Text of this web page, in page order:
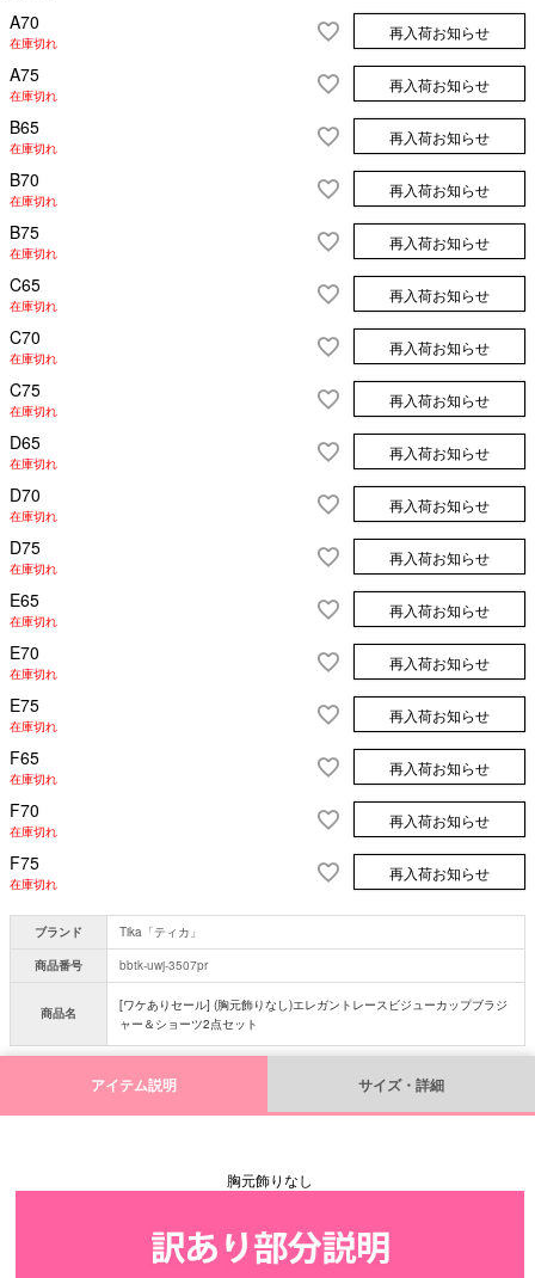
A70
在庫切れ
再入荷お知らせ
A75
在庫切れ
再入荷お知らせ
B65
在庫切れ
再入荷お知らせ
B70
在庫切れ
再入荷お知らせ
B75
在庫切れ
再入荷お知らせ
C65
在庫切れ
再入荷お知らせ
C70
在庫切れ
再入荷お知らせ
C75
在庫切れ
再入荷お知らせ
D65
在庫切れ
再入荷お知らせ
D70
在庫切れ
再入荷お知らせ
D75
在庫切れ
再入荷お知らせ
E65
在庫切れ
再入荷お知らせ
E70
在庫切れ
再入荷お知らせ
E75
在庫切れ
再入荷お知らせ
F65
在庫切れ
再入荷お知らせ
F70
在庫切れ
再入荷お知らせ
F75
在庫切れ
再入荷お知らせ
ブランド
Tika「ティカ」
商品番号
bbtk-uwj-3507pr
商品名
[ワケありセール] (胸元飾りなし)エレガントレースビジューカップブラジ
ャー＆ショーツ2点セット
アイテム説明 サイズ・詳細
胸元飾りなし